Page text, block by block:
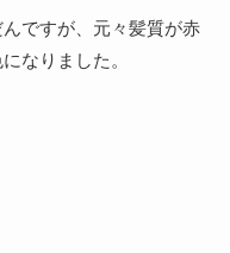
ですが、元々髪質が赤
なりました。